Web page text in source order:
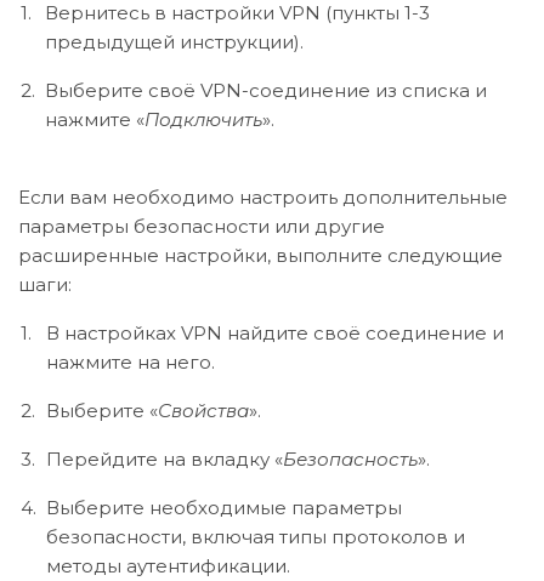
Вернитесь в настройки VPN (пункты 1-3
предыдущей инструкции).
Выберите своё VPN-соединение из списка и
нажмите «Подключить».
Если вам необходимо настроить дополнительные
параметры безопасности или другие
расширенные настройки, выполните следующие
шаги:
В настройках VPN найдите своё соединение и
нажмите на него.
Выберите «Свойства».
Перейдите на вкладку «Безопасность».
Выберите необходимые параметры
безопасности, включая типы протоколов и
методы аутентификации.